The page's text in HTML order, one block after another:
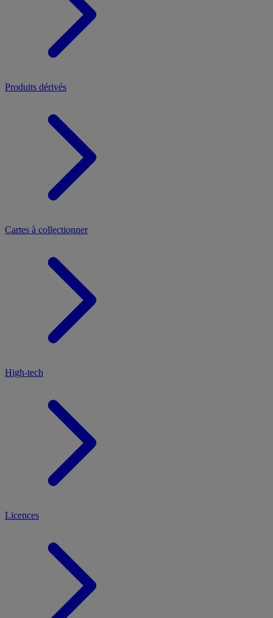
Produits dérivés
Cartes à collectionner
High-tech
Licences